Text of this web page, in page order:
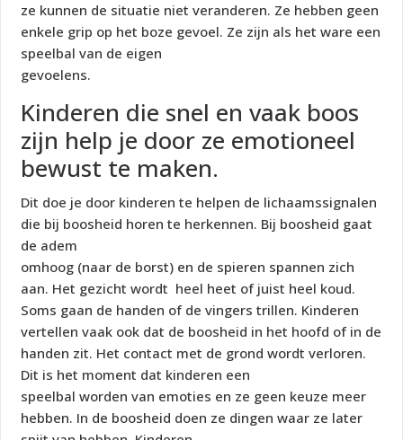
ze kunnen de situatie niet veranderen. Ze hebben geen
enkele grip op het boze gevoel. Ze zijn als het ware een
speelbal van de eigen
gevoelens.
Kinderen die snel en vaak boos
zijn help je door ze emotioneel
bewust te maken.
Dit doe je door kinderen te helpen de lichaamssignalen
die bij boosheid horen te herkennen. Bij boosheid gaat
de adem
omhoog (naar de borst) en de spieren spannen zich
aan. Het gezicht wordt heel heet of juist heel koud.
Soms gaan de handen of de vingers trillen. Kinderen
vertellen vaak ook dat de boosheid in het hoofd of in de
handen zit. Het contact met de grond wordt verloren.
Dit is het moment dat kinderen een
speelbal worden van emoties en ze geen keuze meer
hebben. In de boosheid doen ze dingen waar ze later